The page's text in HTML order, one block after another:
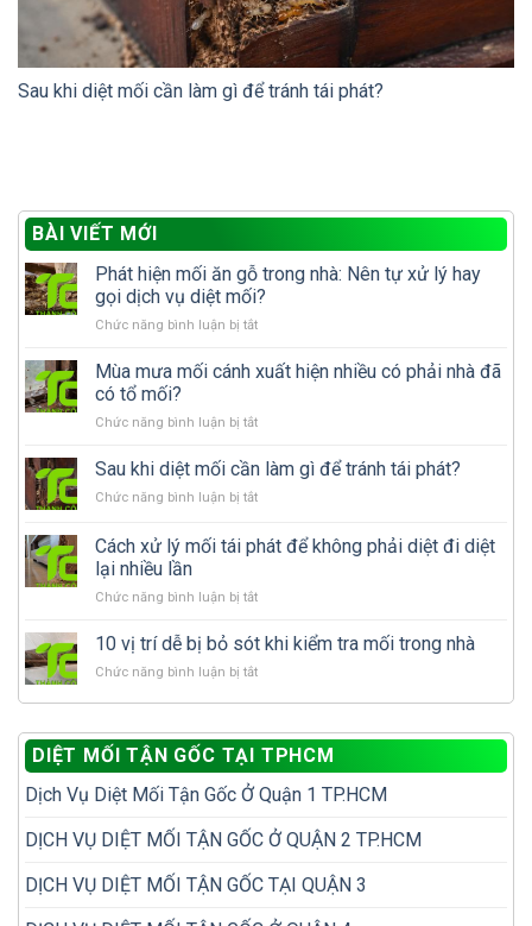
Sau khi diệt mối cần làm gì để tránh tái phát?
BÀI VIẾT MỚI
Phát hiện mối ăn gỗ trong nhà: Nên tự xử lý hay
gọi dịch vụ diệt mối?
Chức năng bình luận bị tắtở
hiện
gỗ
nhà:
tự
lý
diệt
mối?
Mùa mưa mối cánh xuất hiện nhiều có phải nhà đã
có tổ mối?
Chức năng bình luận bị tắtở
mưa
cánh
hiện
phải
đã
mối?
Sau khi diệt mối cần làm gì để tránh tái phát?
Chức năng bình luận bị tắtở
khi
diệt
cần
gì
tránh
Cách xử lý mối tái phát để không phải diệt đi diệt
lại nhiều lần
Chức năng bình luận bị tắtở
xử
mối
để
không
diệt
diệt
nhiều
10 vị trí dễ bị bỏ sót khi kiểm tra mối trong nhà
Chức năng bình luận bị tắtở
trí
dễ
bị
bỏ
khi
mối
DIỆT MỐI TẬN GỐC TẠI TPHCM
Dịch Vụ Diệt Mối Tận Gốc Ở Quận 1 TP.HCM
DỊCH VỤ DIỆT MỐI TẬN GỐC Ở QUẬN 2 TP.HCM
DỊCH VỤ DIỆT MỐI TẬN GỐC TẠI QUẬN 3